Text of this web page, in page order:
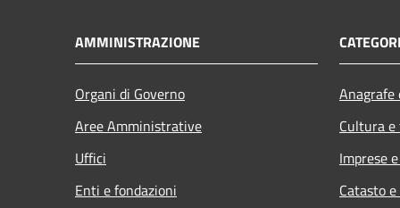
AMMINISTRAZIONE
Organi di Governo
Aree Amministrative
Uffici
Enti e fondazioni
Cultura
Imprese
Catasto